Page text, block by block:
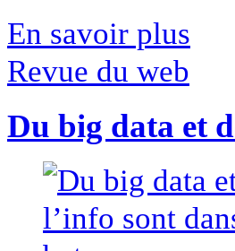
En savoir plus
Revue du web
Du big data et